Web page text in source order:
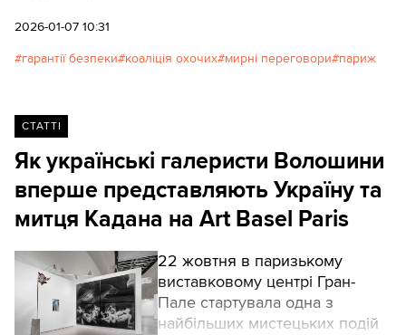
2026-01-07 10:31
гарантії безпеки коаліція охочих мирні переговори париж
СТАТТІ
Як українські галеристи Волошини
вперше представляють Україну та
митця Кадана на Art Basel Paris
22 жовтня в паризькому
виставковому центрі Гран-
Пале стартувала одна з
найбільших мистецьких подій